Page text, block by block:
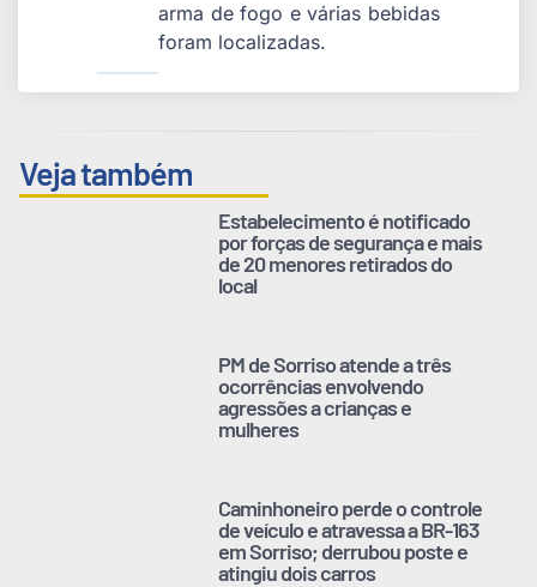
arma de fogo e várias bebidas
foram localizadas.
Veja também
Estabelecimento é notificado
por forças de segurança e mais
de 20 menores retirados do
local
PM de Sorriso atende a três
ocorrências envolvendo
agressões a crianças e
mulheres
Caminhoneiro perde o controle
de veículo e atravessa a BR-163
em Sorriso; derrubou poste e
atingiu dois carros